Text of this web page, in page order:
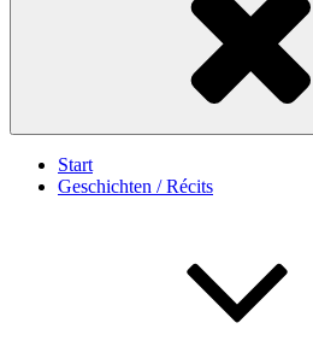
Start
Geschichten / Récits